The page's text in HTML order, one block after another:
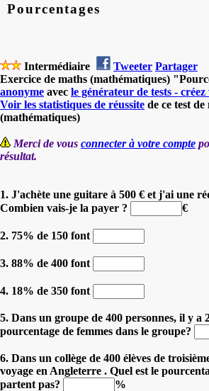
Pourcentages
Intermédiaire Tweeter Partager
Exercice de maths (mathématiques)
anonyme avec le générateur de tests -
Voir les statistiques de réussite de ce test de
(mathématiques)
Merci de vous connecter à votre compte
résultat.
1. J'achète une guitare à 500 € et j'ai une
Combien vais-je la payer ?
€
2. 75% de 150 font
3. 88% de 400 font
4. 18% de 350 font
5. Dans un groupe de 400 personnes, il y a
pourcentage de femmes dans le groupe?
6. Dans un collège de 400 élèves de
voyage en Angleterre . Quel est le
partent pas?
%